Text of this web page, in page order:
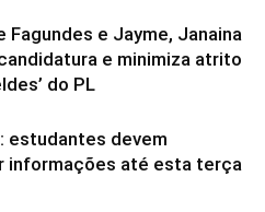
Fagundes e Jayme, Janaina
e minimiza atrito
do PL
estudantes devem
informações até esta terça